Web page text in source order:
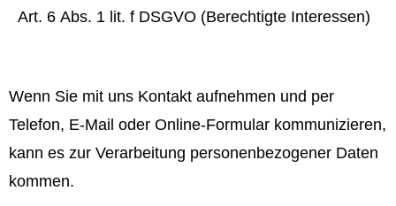
Art. 6 Abs. 1 lit. f DSGVO (Berechtigte Interessen)
Wenn Sie mit uns Kontakt aufnehmen und per
Telefon, E-Mail oder Online-Formular kommunizieren,
kann es zur Verarbeitung personenbezogener Daten
kommen.